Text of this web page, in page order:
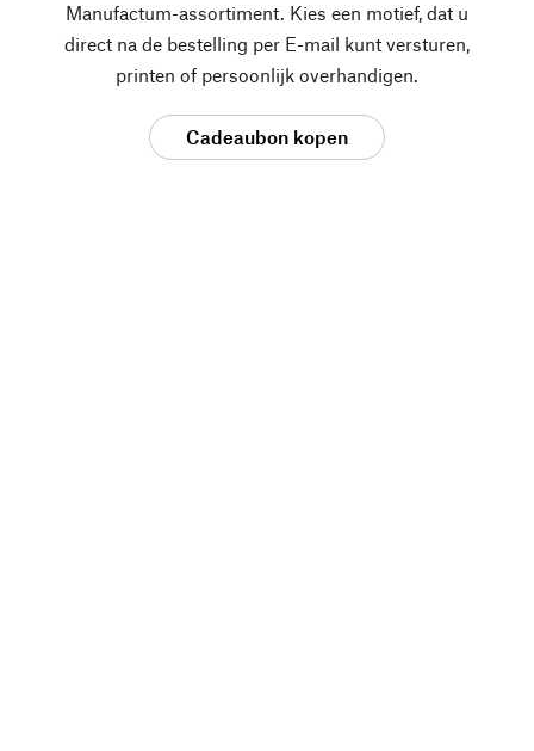
Manufactum-assortiment. Kies een motief, dat u
direct na de bestelling per E-mail kunt versturen,
printen of persoonlijk overhandigen.
Cadeaubon kopen